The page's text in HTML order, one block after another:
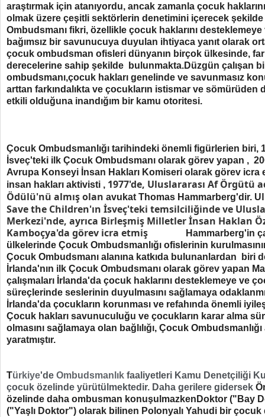
araştırmak için atanıyordu, ancak zamanla çocuk
olmak üzere çeşitli sektörlerin denetimini içerecek
Ombudsmanı fikri, özellikle çocuk haklarını
bağımsız bir savunucuya duyulan ihtiyaca yanıt olarak
çocuk ombudsman ofisleri dünyanın birçok ülkesinde,
derecelerine sahip şekilde bulunmakta.Düzgün çalışan
ombudsmanı,çocuk hakları genelinde ve savunmasız
arttan farkındalıkta ve çocukların istismar ve sömürüden
etkili olduğuna inandığım bir kamu otoritesi.
Çocuk Ombudsmanlığı tarihindeki önemli figürlerien biri,
İsveç'teki ilk Çocuk Ombudsmanı olarak görev yapan ,
Avrupa Konseyi İnsan Hakları Komiseri olarak görev icra
insan hakları aktivisti , 1977'de, Uluslararası Af Örgütü
Ödülü'nü almış olan avukat Thomas Hammarberg'dir. U
Save the Children'ın İsveç'teki temsilciliğinde ve
Merkezi'nde, ayrıca Birleşmiş Milletler İnsan Haklan
Kamboçya'da görev icra etmiş
Hammarberg'in
ülkelerinde Çocuk Ombudsmanlığı ofislerinin
Çocuk Ombudsmanı alanına katkıda bulunanlardan biri
İrlanda'nın ilk Çocuk Ombudsmanı olarak görev yapan
çalışmaları İrlanda'da çocuk haklarını desteklemeye ve
süreçlerinde seslerinin duyulmasını sağlamaya
İrlanda'da çocukların korunması ve refahında önemli
Çocuk hakları savunuculuğu ve çocukların karar alma
olmasını sağlamaya olan bağlılığı, Çocuk Ombudsmanlığı
yaratmıştır.
Türkiye'de Ombudsmanlık faaliyetleri Kamu Denetçiliği
çocuk özelinde yürütülmektedir. Daha gerilere gidersek
özelinde daha ombusman konuşulmazkenDoktor ("Bay
("Yaşlı Doktor") olarak bilinen Polonyalı Yahudi bir